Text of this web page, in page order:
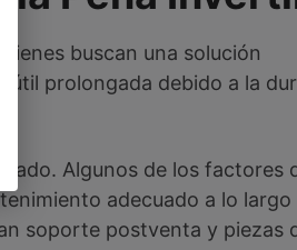
buscan una solución
útil prolongada debido a la
Algunos de los factores
adecuado a lo largo
soporte postventa y piezas